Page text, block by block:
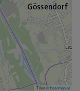
Tiles ©basemap.at